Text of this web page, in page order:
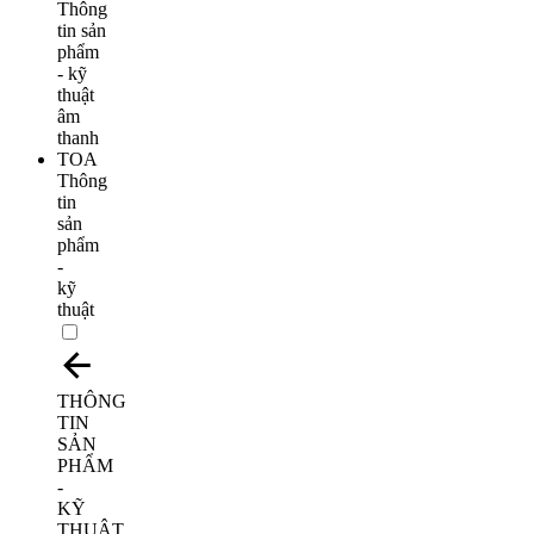
Thông
tin
sản
phẩm
-
kỹ
thuật
THÔNG
TIN
SẢN
PHẨM
-
KỸ
THUẬT